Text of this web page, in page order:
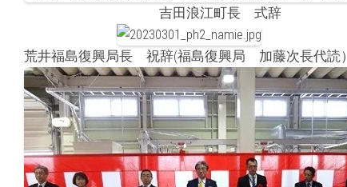
吉田浪江町長 式辞
荒井福島復興局長 祝辞(福島復興局 加藤次長代読）